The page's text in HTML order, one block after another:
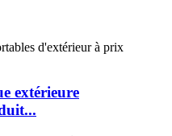
extérieure